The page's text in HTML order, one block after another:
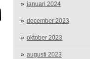
januari 2024
december 2023
oktober 2023
augusti 2023